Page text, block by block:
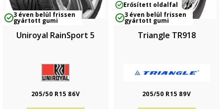
3 éven belül frissen
gyártott gumi
Uniroyal RainSport 5
205/50 R15 86V
Erősített oldalfal
3 éven belül frissen
gyártott gumi
Triangle TR918
205/50 R15 89V